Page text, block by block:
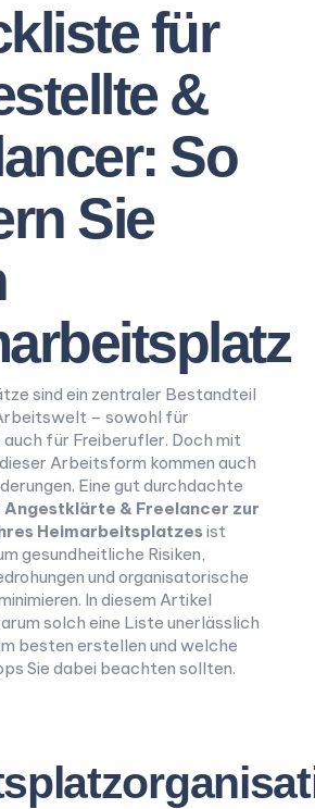
für
&
So
Sie
sind ein zentraler Bestandteil
– sowohl für
für Freiberufler. Doch mit
Arbeitsform kommen auch
Eine gut durchdachte
& Freelancer zur
Heimarbeitsplatzesist
gesundheitliche Risiken,
und organisatorische
In diesem Artikel
solch eine Liste unerlässlich
besten erstellen und welche
Sie dabei beachten sollten.